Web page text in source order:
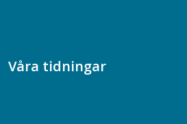
Våra tidningar